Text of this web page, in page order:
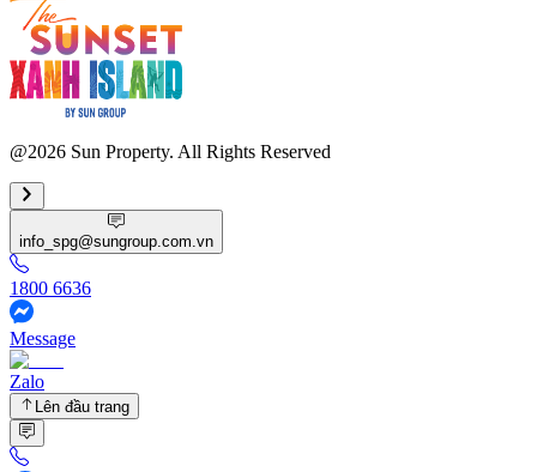
@2026 Sun Property. All Rights Reserved
info_spg@sungroup.com.vn
1800 6636
Message
Zalo
Lên đầu trang